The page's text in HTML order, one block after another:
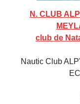
N. CLUB
club de
Nautic Club